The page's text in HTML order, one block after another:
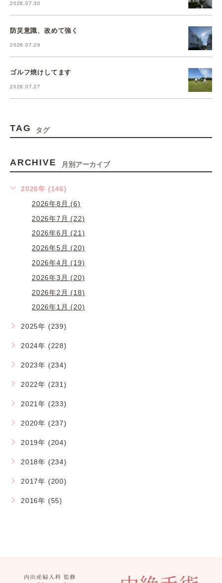
2026.07.30
防災意識、改めて強く
2026.07.29
ゴルフ焼けしてます
2026.07.27
TAG タグ
ARCHIVE 月別アーカイブ
2026年 (146)
2026年8月 (6)
2026年7月 (22)
2026年6月 (21)
2026年5月 (20)
2026年4月 (19)
2026年3月 (20)
2026年2月 (18)
2026年1月 (20)
2025年 (239)
2024年 (228)
2023年 (234)
2022年 (231)
2021年 (233)
2020年 (237)
2019年 (204)
2018年 (234)
2017年 (200)
2016年 (55)